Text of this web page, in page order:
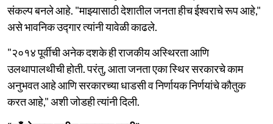
संकल्प बनले आहे. "माझ्यासाठी देशातील जनता हीच ईश्वराचे रूप आहे,"
असे भावनिक उद्गार त्यांनी यावेळी काढले.
"२०१४ पूर्वीची अनेक दशके ही राजकीय अस्थिरता आणि
उलथापालथीची होती. परंतु, आता जनता एका स्थिर सरकारचे काम
अनुभवत आहे आणि सरकारच्या धाडसी व निर्णायक निर्णयांचे कौतुक
करत आहे," अशी जोडही त्यांनी दिली.